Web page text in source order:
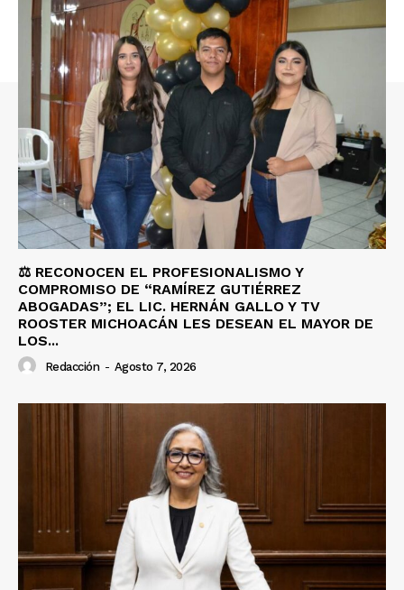
⚖️ RECONOCEN EL PROFESIONALISMO Y
COMPROMISO DE “RAMÍREZ GUTIÉRREZ
ABOGADAS”; EL LIC. HERNÁN GALLO Y TV
ROOSTER MICHOACÁN LES DESEAN EL MAYOR DE
LOS...
Redacción - Agosto 7, 2026